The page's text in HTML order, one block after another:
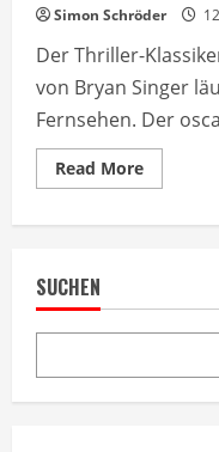
Simon Schröder
Der Thriller-
von Bryan Singer
Fernsehen. Der
Read MoreRead
more
Abend
im
SUCHEN